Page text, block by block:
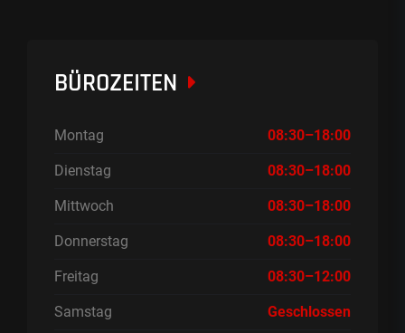
BÜROZEITEN
Montag 08:30–18:00
Dienstag 08:30–18:00
Mittwoch 08:30–18:00
Donnerstag 08:30–18:00
Freitag 08:30–12:00
Samstag Geschlossen